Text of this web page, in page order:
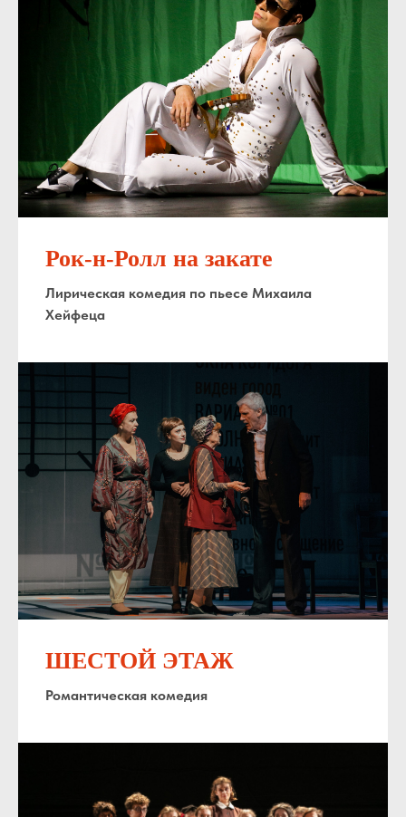
Рок-н-Ролл на закате
Лирическая комедия по пьесе Михаила
Хейфеца
ШЕСТОЙ ЭТАЖ
Романтическая комедия